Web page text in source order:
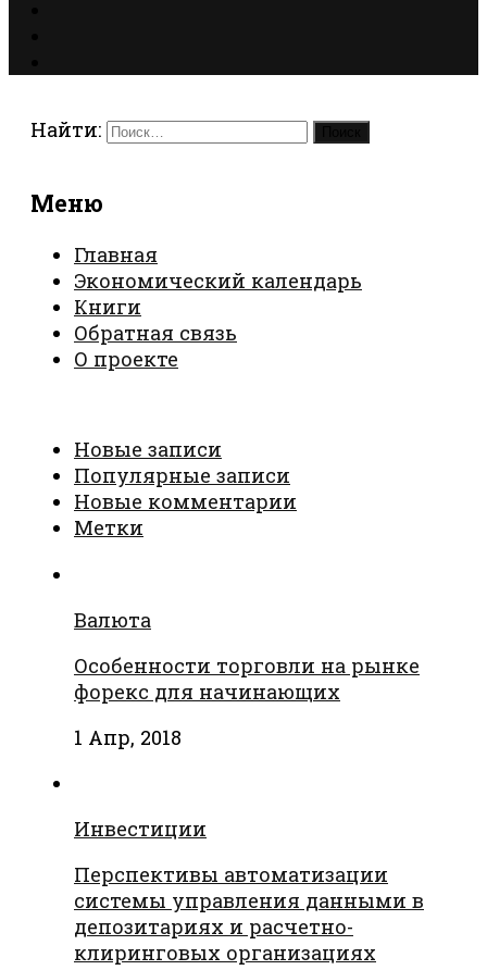
Найти:
Меню
Главная
Экономический календарь
Книги
Обратная связь
О проекте
Новые записи
Популярные записи
Новые комментарии
Метки
Валюта
Особенности торговли на рынке
форекс для начинающих
1 Апр, 2018
Инвестиции
Перспективы автоматизации
системы управления данными в
депозитариях и расчетно-
клиринговых организациях